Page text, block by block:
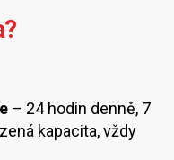
– 24 hodin denně, 7
kapacita, vždy